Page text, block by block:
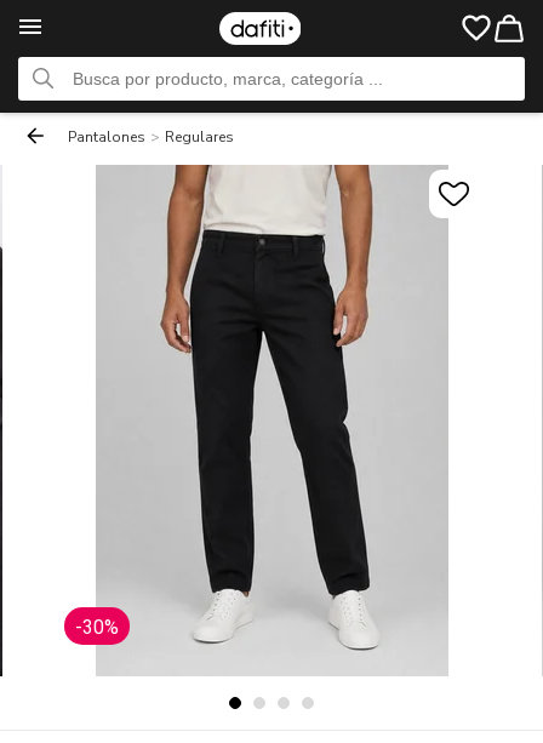
Pantalones > Regulares
-30%